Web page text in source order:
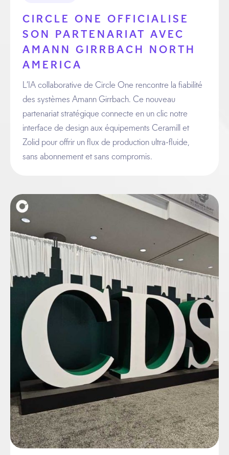
CIRCLE ONE OFFICIALISE
SON PARTENARIAT AVEC
AMANN GIRRBACH NORTH
AMERICA
L’IA collaborative de Circle One rencontre la fiabilité
des systèmes Amann Girrbach. Ce nouveau
partenariat stratégique connecte en un clic notre
interface de design aux équipements Ceramill et
Zolid pour offrir un flux de production ultra-fluide,
sans abonnement et sans compromis.